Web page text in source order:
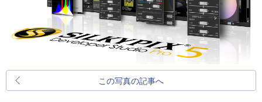
この写真の記事へ